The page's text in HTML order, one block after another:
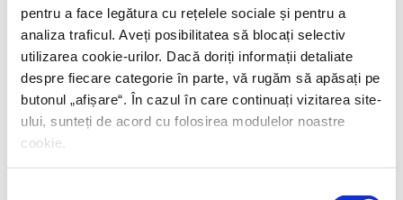
pentru a face legătura cu rețelele sociale și pentru a
analiza traficul. Aveți posibilitatea să blocați selectiv
utilizarea cookie-urilor. Dacă doriți informații detaliate
despre fiecare categorie în parte, vă rugăm să apăsați pe
butonul „ afișare“. În cazul în care continuați vizitarea site-
ului, sunteți de acord cu folosirea modulelor noastre
cookie.